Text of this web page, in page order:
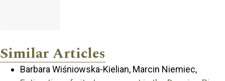
Similar Articles
Barbara Wiśniowska-Kielian, Marcin Niemiec,